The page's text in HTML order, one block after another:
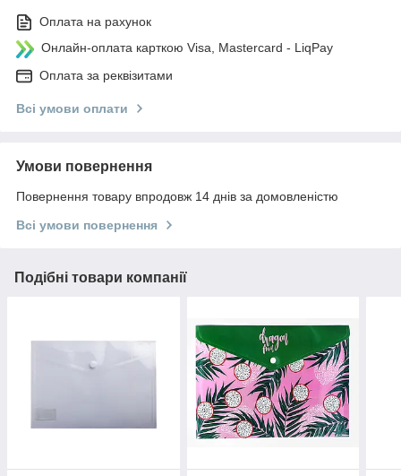
Оплата на рахунок
Онлайн-оплата карткою Visa, Mastercard - LiqPay
Оплата за реквізитами
Всі умови оплати
Умови повернення
Повернення товару впродовж 14 днів за домовленістю
Всі умови повернення
Подібні товари компанії